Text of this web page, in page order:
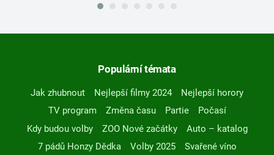
Populární témata
Jak zhubnout Nejlepší filmy 2024
Nejlepší horory
TV program
Změna času Partie
Počasí
Kdy budou volby
ZOO Nové začátky
Auto – katalog
7 pádů Honzy Dědka
Volby 2025
Svařené víno